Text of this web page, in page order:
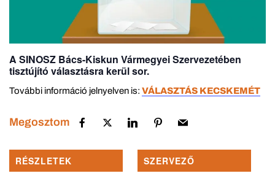
A SINOSZ Bács-Kiskun Vármegyei Szervezetében
tisztújító választásra kerül sor.
További információ jelnyelven is: VÁLASZTÁS KECSKEMÉT
Megosztom
RÉSZLETEK
SZERVEZŐ